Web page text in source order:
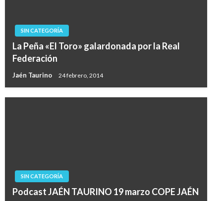
SIN CATEGORÍA
La Peña «El Toro» galardonada por la Real
Federación
Jaén Taurino 24 febrero, 2014
SIN CATEGORÍA
Podcast JAÉN TAURINO 19 marzo COPE JAÉN